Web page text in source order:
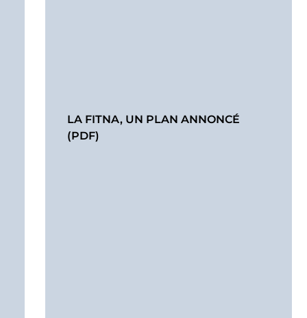
LA FITNA, UN PLAN ANNONCÉ
(PDF)